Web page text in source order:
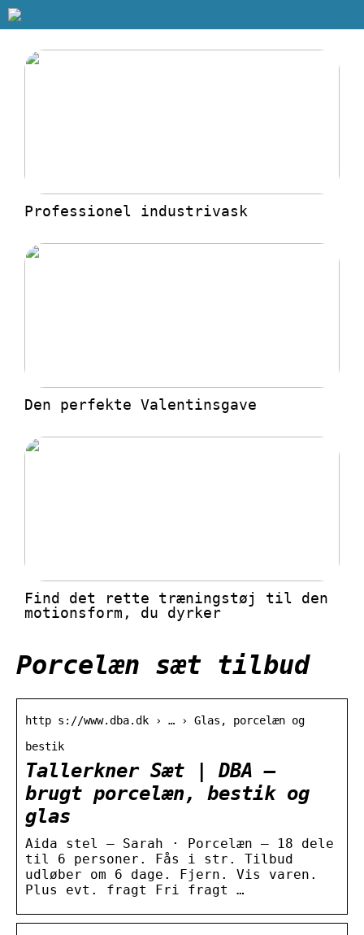
Professionel industrivask
Den perfekte Valentinsgave
Find det rette træningstøj til den
motionsform, du dyrker
Porcelæn sæt tilbud
http s://www.dba.dk › … › Glas, porcelæn og
bestik
Tallerkner Sæt | DBA –
brugt porcelæn, bestik og
glas
Aida stel – Sarah · Porcelæn – 18 dele
til 6 personer. Fås i str. Tilbud
udløber om 6 dage. Fjern. Vis varen.
Plus evt. fragt Fri fragt …